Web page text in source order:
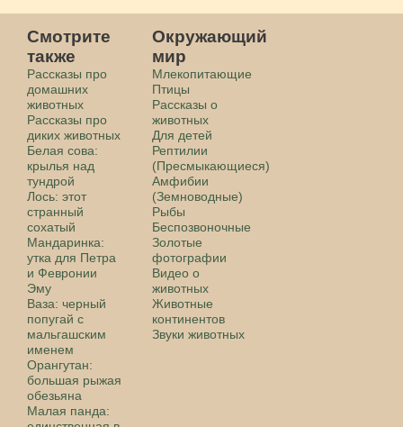
Смотрите
также
Рассказы про
домашних
животных
Рассказы про
диких животных
Белая сова:
крылья над
тундрой
Лось: этот
странный
сохатый
Мандаринка:
утка для Петра
и Февронии
Эму
Ваза: черный
попугай с
мальгашским
именем
Орангутан:
большая рыжая
обезьяна
Малая панда:
Окружающий
мир
Млекопитающие
Птицы
Рассказы о
животных
Для детей
Рептилии
(Пресмыкающиеся)
Амфибии
(Земноводные)
Рыбы
Беспозвоночные
Золотые
фотографии
Видео о
животных
Животные
континентов
Звуки животных